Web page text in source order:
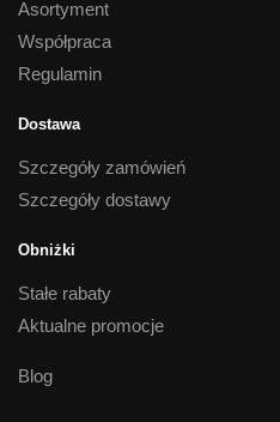
Asortyment
Współpraca
Regulamin
Dostawa
Szczegóły zamówień
Szczegóły dostawy
Obniżki
Stałe rabaty
Aktualne promocje
Blog